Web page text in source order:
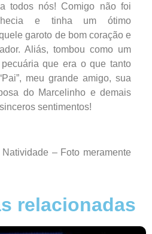
a todos nós! Comigo não foi
e tinha um ótimo
garoto de bom coração e
Aliás, tombou como um
que era o que tanto
meu grande amigo, sua
do Marcelinho e demais
sentimentos!
– Foto meramente
relacionadas